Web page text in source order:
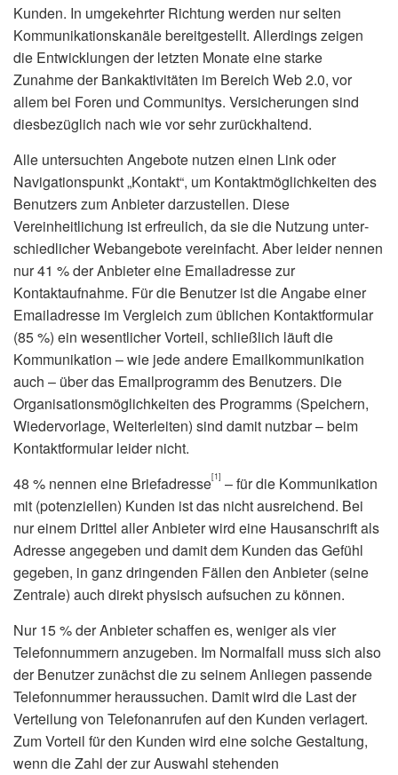
Kunden. In umgekehrter Richtung werden nur selten
Kommunikationskanäle bereitgestellt. Allerdings zeigen
die Entwicklungen der letzten Monate eine starke
Zunahme der Bankaktivitäten im Bereich Web 2.0, vor
allem bei Foren und Communitys. Versicherungen sind
diesbezüglich nach wie vor sehr zurückhaltend.
Alle untersuchten Angebote nutzen einen Link oder
Navigationspunkt „Kontakt“, um Kontaktmöglichkeiten des
Benutzers zum Anbieter darzustellen. Diese
Vereinheitlichung ist erfreulich, da sie die Nutzung unter­
schiedlicher Webangebote vereinfacht. Aber leider nennen
nur 41 % der Anbieter eine Emailadresse zur
Kontaktaufnahme. Für die Benutzer ist die Angabe einer
Emailadresse im Vergleich zum üblichen Kontaktformular
(85 %) ein wesentlicher Vorteil, schließlich läuft die
Kommunikation – wie jede andere Emailkommunikation
auch – über das Emailprogramm des Benutzers. Die
Organisationsmöglichkeiten des Programms (Speichern,
Wiedervorlage, Weiterleiten) sind damit nutzbar – beim
Kontaktformular leider nicht.
48 % nennen eine Briefadresse[1] – für die Kommunikation
mit (potenziellen) Kunden ist das nicht ausreichend. Bei
nur einem Drittel aller Anbieter wird eine Hausanschrift als
Adresse angegeben und damit dem Kunden das Gefühl
gegeben, in ganz dringenden Fällen den Anbieter (seine
Zentrale) auch direkt physisch aufsuchen zu können.
Nur 15 % der Anbieter schaffen es, weniger als vier
Telefonnummern anzugeben. Im Normalfall muss sich also
der Benutzer zunächst die zu seinem Anliegen passende
Telefonnummer heraussuchen. Damit wird die Last der
Verteilung von Telefonanrufen auf den Kunden verlagert.
Zum Vorteil für den Kunden wird eine solche Gestaltung,
wenn die Zahl der zur Auswahl stehenden